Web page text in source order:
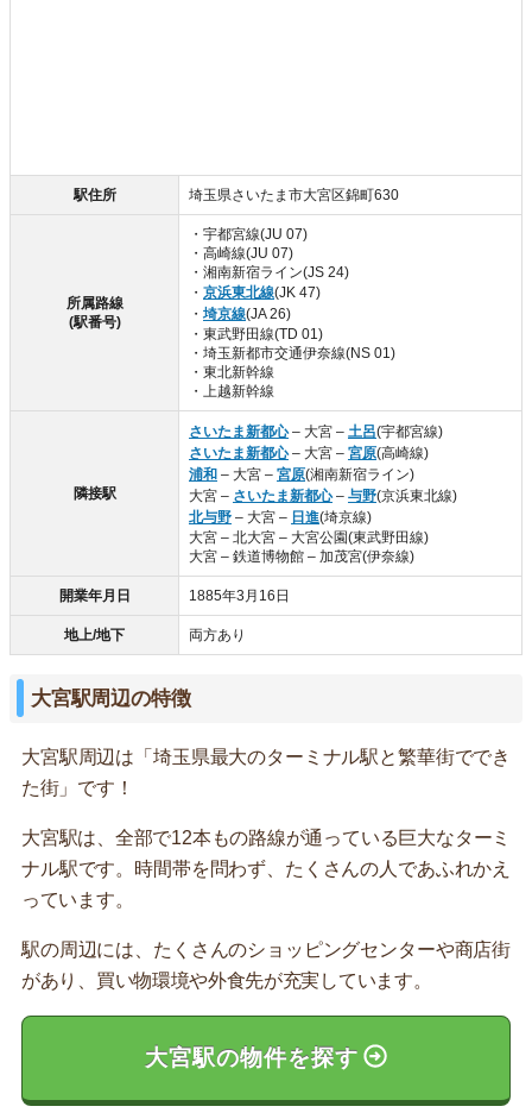
駅住所 埼玉県さいたま市大宮区錦町630
所属路線
(駅番号)
・宇都宮線(JU 07)
・高崎線(JU 07)
・湘南新宿ライン(JS 24)
・ 京浜東北線(JK 47)
・ 埼京線(JA 26)
・東武野田線(TD 01)
・埼玉新都市交通伊奈線(NS 01)
・東北新幹線
・上越新幹線
隣接駅
さいたま新都心– 大宮 – 土呂(宇都宮線)
さいたま新都心– 大宮 – 宮原(高崎線)
浦和 – 大宮 – 宮原(湘南新宿ライン)
大宮 – さいたま新都心– 与野(京浜東北線)
北与野 – 大宮 – 日進(埼京線)
大宮 – 北大宮 – 大宮公園(東武野田線)
大宮 – 鉄道博物館 – 加茂宮(伊奈線)
開業年月日 1885年3月16日
地上/地下 両方あり
大宮駅周辺の特徴
大宮駅周辺は「埼玉県最大のターミナル駅と繁華街ででき
た街」です！
大宮駅は、全部で12本もの路線が通っている巨大なターミ
ナル駅です。時間帯を問わず、たくさんの人であふれかえ
っています。
駅の周辺には、たくさんのショッピングセンターや商店街
があり、買い物環境や外食先が充実しています。
大宮駅の物件を探す